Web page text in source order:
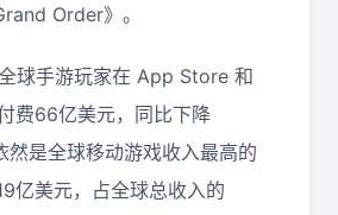
Order》。
球手游玩家在 App Store 和
费66亿美元，同比下降
然是全球移动游戏收入最高的
亿美元，占全球总收入的